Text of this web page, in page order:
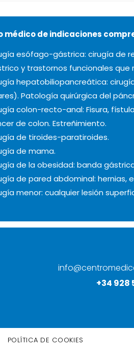
médico de indicaciones
esófago-gástrica: cirugía de
y trastornos funcionales que
hepatobiliopancreática:
Patología quirúrgica del
colon-recto-anal: Fisura,
de colon. Estreñimiento.
de tiroides-paratiroides.
de mama.
de la obesidad: banda
de pared abdominal:
menor: cualquier lesión
+34 928
POLÍTICA DE COOKIES